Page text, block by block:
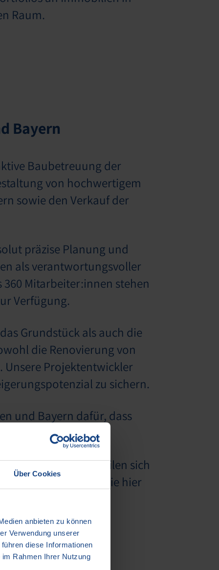
Über Cookies
anbieten zu können
Verwendung unserer
diese Informationen
Rahmen Ihrer Nutzung
Raum.
Bayern
Baubetreuung der
von hochwertigem
sowie den Verkauf der
präzise Planung und
als verantwortungsvoller
Mitarbeiter:innen stehen
Verfügung.
Grundstück als auch die
die Renovierung von
Unsere Projektentwickler
zu sichern.
und Bayern dafür, dass
bleiben kann.
sondern verteilen sich
können Sie hier